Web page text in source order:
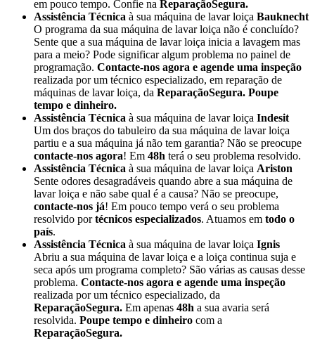
em pouco tempo. Confie na ReparaçãoSegura.
Assistência Técnica à sua máquina de lavar loiça Bauknecht
O programa da sua máquina de lavar loiça não é concluído?
Sente que a sua máquina de lavar loiça inicia a lavagem mas
para a meio? Pode significar algum problema no painel de
programação. Contacte-nos agora e agende uma inspeção
realizada por um técnico especializado, em reparação de
máquinas de lavar loiça, da ReparaçãoSegura. Poupe
tempo e dinheiro.
Assistência Técnica à sua máquina de lavar loiça Indesit
Um dos braços do tabuleiro da sua máquina de lavar loiça
partiu e a sua máquina já não tem garantia? Não se preocupe
contacte-nos agora! Em 48h terá o seu problema resolvido.
Assistência Técnica à sua máquina de lavar loiça Ariston
Sente odores desagradáveis quando abre a sua máquina de
lavar loiça e não sabe qual é a causa? Não se preocupe,
contacte-nos já! Em pouco tempo verá o seu problema
resolvido portécnicos especializados. Atuamos em todo o
país.
Assistência Técnica à sua máquina de lavar loiça Ignis
Abriu a sua máquina de lavar loiça e a loiça continua suja e
seca após um programa completo? São várias as causas desse
problema. Contacte-nos agora e agende uma inspeção
realizada por um técnico especializado, da
ReparaçãoSegura. Em apenas 48h a sua avaria será
resolvida. Poupe tempo e dinheiro com a
ReparaçãoSegura.